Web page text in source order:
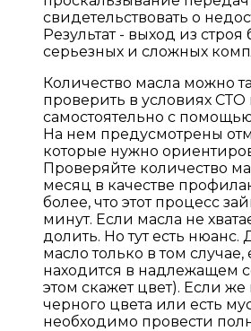
свидетельствовать о
Результат - выход из строя
серьезных и сложных
Количество масла можно
проверить в условиях СТО
самостоятельно с
На нем предусмотрены
которые нужно
Проверяйте количество
месяц в качестве
более, что этот процесс
минут. Если масла не
долить. Но тут есть нюанс.
масло только в том случае,
находится в надлежащем
этом скажет цвет). Если
черного цвета или есть
необходимо провести